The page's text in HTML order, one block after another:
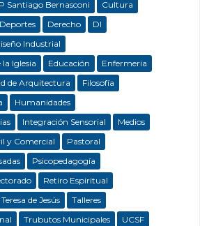
Santiago Bernasconi
Cultura
Deportes Derecho
DI
Industrial
Iglesia
Educación
Enfermeria
de Arquitectura
Filosofía
Humanidades
Integración Sensorial
Medios
y Comercial
Pastoral
Psicopedagogía
Retiro Espiritual
de Jesús
Talleres
Trubutos Municipales UCSF